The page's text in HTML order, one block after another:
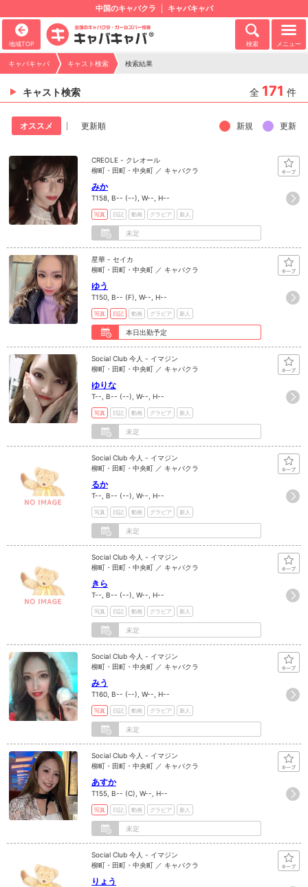
中国のキャバクラ キャバキャバ
地域TOP 検索 メニュー
キャバキャバ キャスト検索 検索結果
キャスト検索 全 171 件
オススメ 更新順 新規 更新
CREOLE - クレオール
柳町・田町・中央町 ／ キャバクラ
みか
T158, B-- (--), W--, H--
写真 日記 動画 グラビア 新人
未定
星華 - セイカ
柳町・田町・中央町 ／ キャバクラ
ゆう
T150, B-- (F), W--, H--
写真 日記 動画 グラビア 新人
本日出勤予定
Social Club 今人 - イマジン
柳町・田町・中央町 ／ キャバクラ
ゆりな
T--, B-- (--), W--, H--
写真 日記 動画 グラビア 新人
未定
Social Club 今人 - イマジン
柳町・田町・中央町 ／ キャバクラ
るか
T--, B-- (--), W--, H--
写真 日記 動画 グラビア 新人
未定
Social Club 今人 - イマジン
柳町・田町・中央町 ／ キャバクラ
きら
T--, B-- (--), W--, H--
写真 日記 動画 グラビア 新人
未定
Social Club 今人 - イマジン
柳町・田町・中央町 ／ キャバクラ
みう
T160, B-- (--), W--, H--
写真 日記 動画 グラビア 新人
未定
Social Club 今人 - イマジン
柳町・田町・中央町 ／ キャバクラ
あすか
T155, B-- (C), W--, H--
写真 日記 動画 グラビア 新人
未定
Social Club 今人 - イマジン
柳町・田町・中央町 ／ キャバクラ
りょう